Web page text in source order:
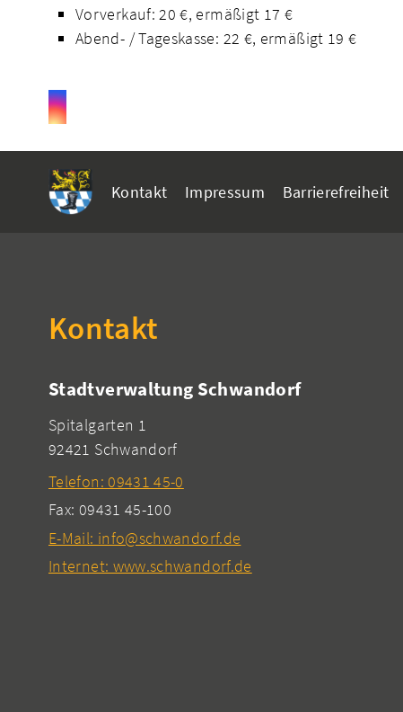
Vorverkauf: 20 €, ermäßigt 17 €
Abend- / Tageskasse: 22 €, ermäßigt 19 €
Kontakt Impressum Barrierefreiheit
Kontakt
Stadtverwaltung Schwandorf
Spitalgarten 1
92421 Schwandorf
Telefon: 09431 45-0
Fax: 09431 45-100
E-Mail: info@schwandorf.de
Internet: www.schwandorf.de